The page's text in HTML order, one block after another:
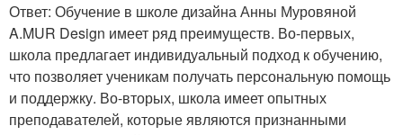
Ответ: Обучение в школе дизайна Анны Муровяной
A.MUR Design имеет ряд преимуществ. Во-первых,
школа предлагает индивидуальный подход к обучению,
что позволяет ученикам получать персональную помощь
и поддержку. Во-вторых, школа имеет опытных
преподавателей, которые являются признанными